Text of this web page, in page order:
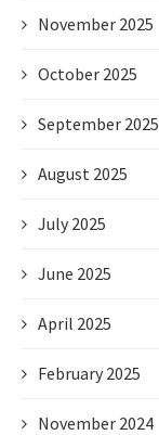
November 2025
October 2025
September 2025
August 2025
July 2025
June 2025
April 2025
February 2025
November 2024